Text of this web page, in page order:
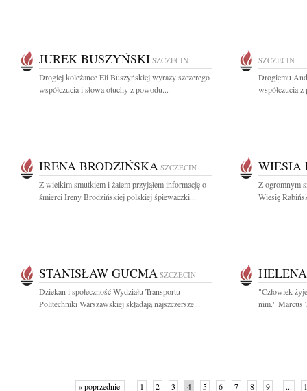
JUREK BUSZYŃSKI SZCZECIN
Drogiej koleżance Eli Buszyńskiej wyrazy szczerego
współczucia i słowa otuchy z powodu...
SZCZECIN
Drogiemu
współczucia
IRENA BRODZIŃSKA SZCZECIN
Z wielkim smutkiem i żalem przyjąłem informację o
śmierci Ireny Brodzińskiej polskiej śpiewaczki...
WIESIA
Z ogromnym
Wiesię
STANISŁAW GUCMA SZCZECIN
Dziekan i społeczność Wydziału Transportu
Politechniki Warszawskiej składają najszczersze...
"Człowiek
nim." Marcus
« poprzednie 1 2 3 4 5 6 7 8 9 ...